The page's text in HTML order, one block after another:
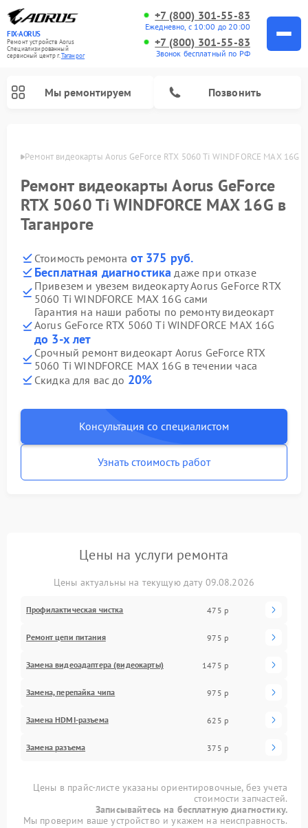
FIX-AORUS
Ремонт устройств Aorus
Специализированный
cервисный центр г.Таганрог
+7 (800) 301-55-83
Ежедневно, с 10:00 до 20:00
+7 (800) 301-55-83
Звонок бесплатный по РФ
Мы ремонтируем Позвонить
Ремонт видеокарты Aorus GeForce RTX 5060 Ti WINDFORCE MAX 16G в
Ремонт видеокарты Aorus GeForce
RTX 5060 Ti WINDFORCE MAX 16G в
Таганроге
Стоимость ремонта от 375 руб.
Бесплатная диагностика даже при отказе
Привезем и увезем видеокарту Aorus GeForce RTX
5060 Ti WINDFORCE MAX 16G сами
Гарантия на наши работы по ремонту видеокарт
Aorus GeForce RTX 5060 Ti WINDFORCE MAX 16G
до 3-х лет
Срочный ремонт видеокарт Aorus GeForce RTX
5060 Ti WINDFORCE MAX 16G в течении часа
Скидка для вас до 20%
Консультация со специалистом
Узнать стоимость работ
Цены на услуги ремонта
Цены актуальны на текущую дату 09.08.2026
Профилактическая чистка 475 р
Ремонт цепи питания 975 р
Замена видеоадаптера (видеокарты) 1475 р
Замена, перепайка чипа 975 р
Замена HDMI-разъема 625 р
Замена разъема 375 р
Цены в прайс-листе указаны ориентировочные, без учета
стоимости запчастей.
Записывайтесь на бесплатную диагностику.
Мы проверим ваше устройство и укажем на неисправность.